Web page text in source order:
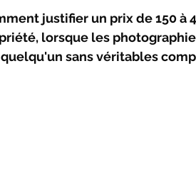
justifier un prix de 150 à
lorsque les
sans véritables